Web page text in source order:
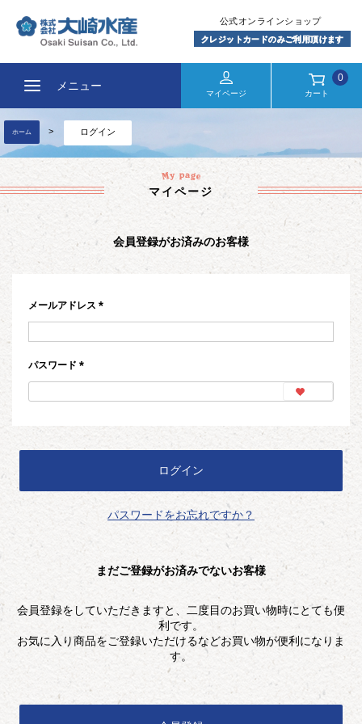
メニュー
マイページ カート
0
ホーム ログイン
マイページ
会員登録がお済みのお客様
メールアドレス
(必
パスワード
(必
ログイン
パスワードをお忘れですか？
まだご登録がお済みでないお客様
会員登録をしていただきますと、二度目のお買い物時にとても便
利です。
お気に入り商品をご登録いただけるなどお買い物が便利になりま
す。